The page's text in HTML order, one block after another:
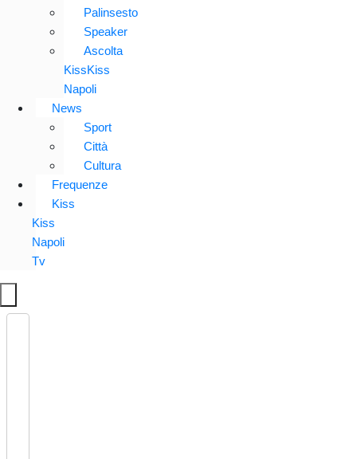
Palinsesto
Speaker
Ascolta
KissKiss
Napoli
News
Sport
Città
Cultura
Frequenze
Kiss
Kiss
Napoli
Tv